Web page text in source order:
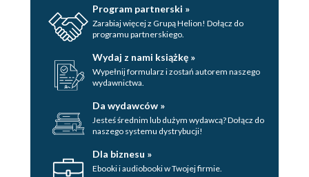
Program partnerski »
Zarabiaj więcej z Grupą Helion! Dołącz do
programu partnerskiego.
Wydaj z nami książkę »
Wypełnij formularz i zostań autorem naszego
wydawnictwa.
Da wydawców »
Jesteś średnim lub dużym wydawcą? Dołącz do
naszego systemu dystrybucji!
Dla biznesu »
Ebooki i audiobooki w Twojej firmie.